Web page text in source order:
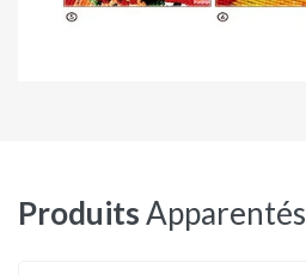
ProduitsApparentés